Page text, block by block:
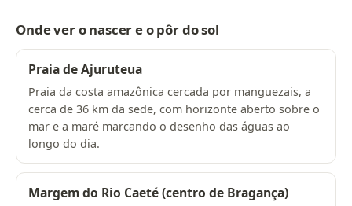
Onde ver o nascer e o pôr do sol
Praia de Ajuruteua
Praia da costa amazônica cercada por manguezais, a
cerca de 36 km da sede, com horizonte aberto sobre o
mar e a maré marcando o desenho das águas ao
longo do dia.
Margem do Rio Caeté (centro de Bragança)